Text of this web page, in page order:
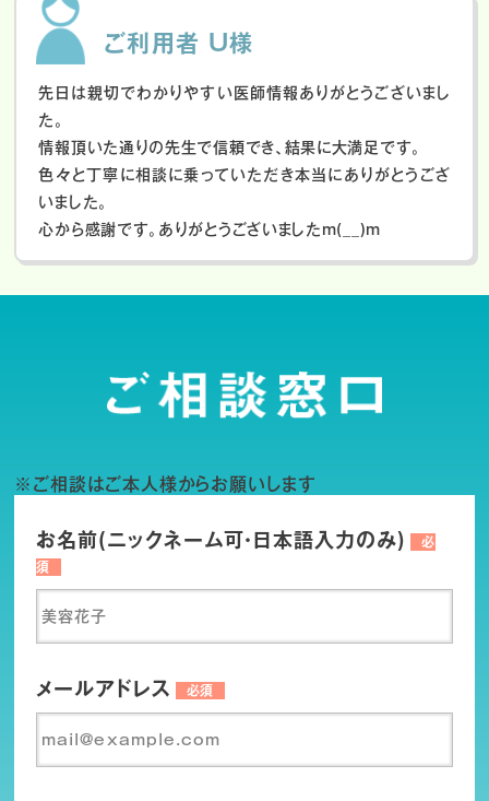
ご利用者 U様
先日は親切でわかりやすい医師情報ありがとうございまし
た。
情報頂いた通りの先生で信頼でき、結果に大満足です。
色々と丁寧に相談に乗っていただき本当にありがとうござ
いました。
心から感謝です。ありがとうございましたm(__)m
※ご相談はご本人様からお願いします
お名前(ニックネーム可・日本語入力のみ)
必
須
メールアドレス 必須